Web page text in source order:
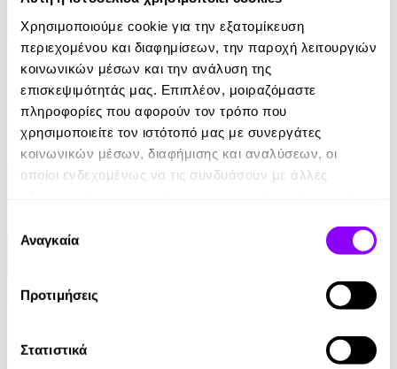
Χρησιμοποιούμε cookie για την εξατομίκευση
περιεχομένου και διαφημίσεων, την παροχή λειτουργιών
κοινωνικών μέσων και την ανάλυση της
επισκεψιμότητάς μας. Επιπλέον, μοιραζόμαστε
πληροφορίες που αφορούν τον τρόπο που
χρησιμοποιείτε τον ιστότοπό μας με συνεργάτες
κοινωνικών μέσων, διαφήμισης και αναλύσεων, οι
οποίοι ενδεχομένως να τις συνδυάσουν με άλλες
των υπηρεσιών τους.
συγκατάθεσης
Αναγκαία
Προτιμήσεις
Στατιστικά
eBook
Η απαγωγή της Τασούλας
Τάσος Κοντογιαννίδης
9.99€
Από ήλιο σε ήλιο: Αποσπερίτης